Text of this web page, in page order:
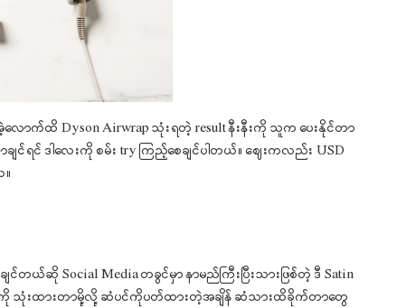
လောက်ထိ Dyson Airwrap သုံးရတဲ့ result နီးနီးကို သူက ပေးနိုင်တာ
ာချင်ရင် ဒါလေးကို စမ်း try ကြည့်စေချင်ပါတယ်။ ဈေးကလည်း USD
ဆို Social Media တခွင်မှာ နာမည်ကြီးပြီးသားဖြစ်တဲ့ ဒီ Satin
ားကို သုံးထားတာမို့လို့ ဆံပင်ကိုပတ်ထားတဲ့အချိန် ဆံသားထိခိုက်တာတွေ